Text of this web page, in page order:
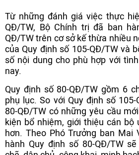
Từ những đánh giá việc thực
QĐ/TW, Bộ Chính trị đã ban
QĐ/TW trên cơ sở kế thừa nhiều
của Quy định số 105-QĐ/TW và
số nội dung cho phù hợp với
nay.
Quy định số 80-QĐ/TW gồm 6
phụ lục. So với Quy định số
80-QĐ/TW có những yêu cầu
kiện bổ nhiệm, giới thiệu cán
hơn. Theo Phó Trưởng ban Mai
hành Quy định số 80-QĐ/TW